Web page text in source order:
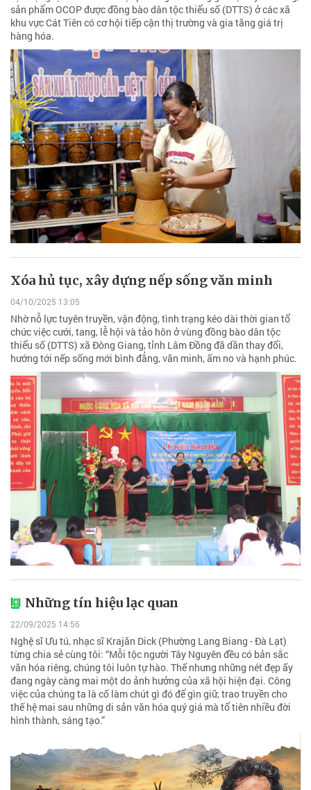
sản phẩm OCOP được đồng bào dân tộc thiểu số (DTTS) ở các xã
khu vực Cát Tiên có cơ hội tiếp cận thị trường và gia tăng giá trị
hàng hóa.
Xóa hủ tục, xây dựng nếp sống văn minh
04/10/2025 13:05
Nhờ nỗ lực tuyên truyền, vận động, tình trạng kéo dài thời gian tổ
chức việc cưới, tang, lễ hội và tảo hôn ở vùng đồng bào dân tộc
thiểu số (DTTS) xã Đông Giang, tỉnh Lâm Đồng đã dần thay đổi,
hướng tới nếp sống mới bình đẳng, văn minh, ấm no và hạnh phúc.
Những tín hiệu lạc quan
22/09/2025 14:56
Nghệ sĩ Ưu tú, nhạc sĩ Krajăn Dick (Phường Lang Biang - Đà Lạt)
từng chia sẻ cùng tôi: “Mỗi tộc người Tây Nguyên đều có bản sắc
văn hóa riêng, chúng tôi luôn tự hào. Thế nhưng những nét đẹp ấy
đang ngày càng mai một do ảnh hưởng của xã hội hiện đại. Công
việc của chúng ta là cố làm chút gì đó để gìn giữ, trao truyền cho
thế hệ mai sau những di sản văn hóa quý giá mà tổ tiên nhiều đời
hình thành, sáng tạo.”